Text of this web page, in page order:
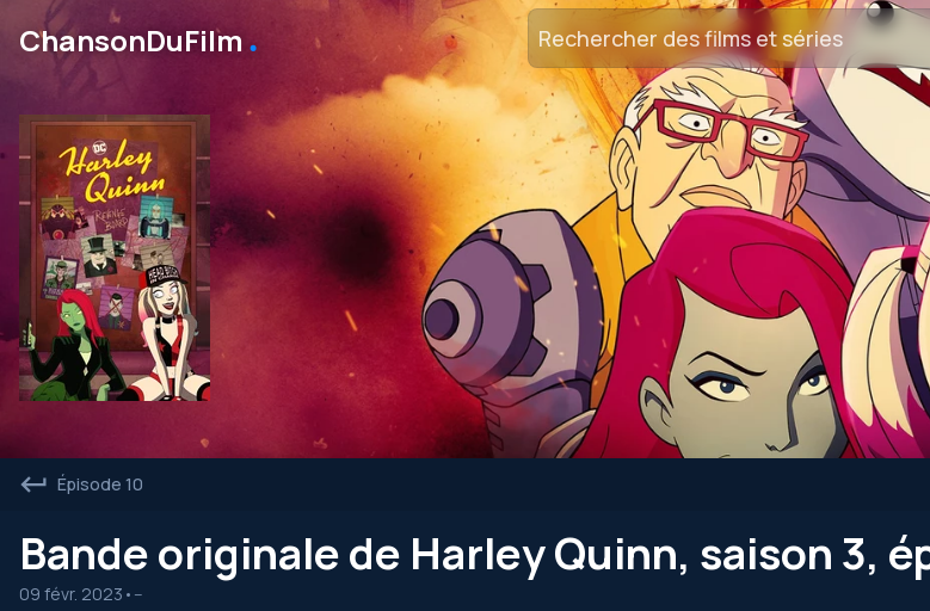
ChansonDuFilm․
Épisode 10
Bande originale de Harley Quinn, saison 3,
09 févr. 2023 • --